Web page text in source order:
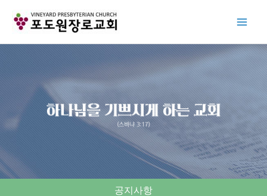
공지사항